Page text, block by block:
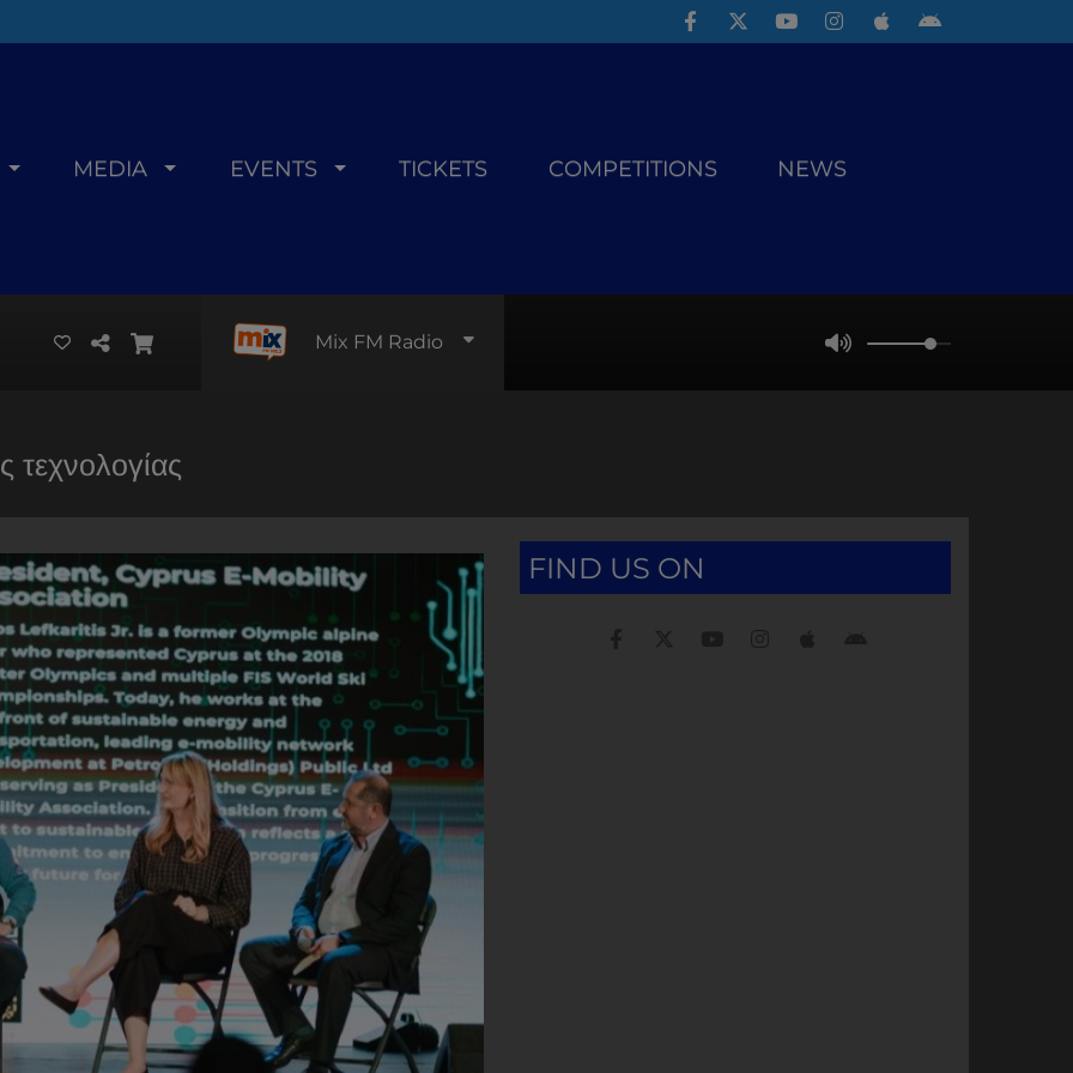
MEDIA EVENTS TICKETS COMPETITIONS NEWS
Mix FM Radio
τεχνολογίας
FIND US ON